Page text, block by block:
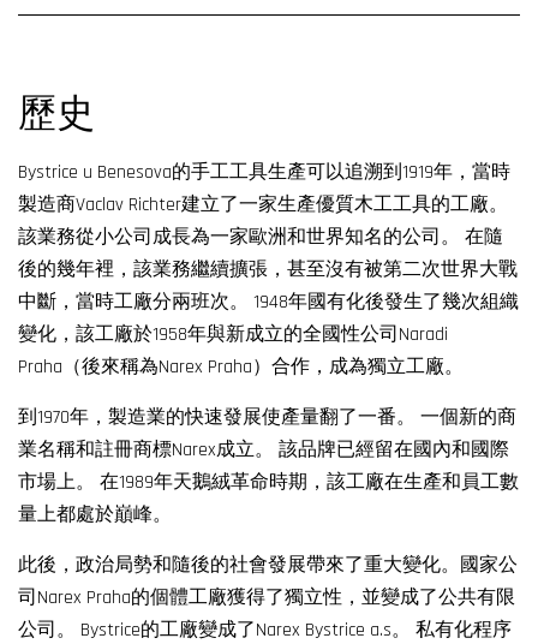
歷史
Bystrice u Benesova的手工工具生產可以追溯到1919年，當時
製造商Vaclav Richter建立了一家生產優質木工工具的工廠。
該業務從小公司成長為一家歐洲和世界知名的公司。 在隨
後的幾年裡，該業務繼續擴張，甚至沒有被第二次世界大戰
中斷，當時工廠分兩班次。 1948年國有化後發生了幾次組織
變化，該工廠於1958年與新成立的全國性公司Naradi
Praha（後來稱為Narex Praha）合作，成為獨立工廠。
到1970年，製造業的快速發展使產量翻了一番。 一個新的商
業名稱和註冊商標Narex成立。 該品牌已經留在國內和國際
市場上。 在1989年天鵝絨革命時期，該工廠在生產和員工數
量上都處於巔峰。
此後，政治局勢和隨後的社會發展帶來了重大變化。國家公
司Narex Praha的個體工廠獲得了獨立性，並變成了公共有限
公司。 Bystrice的工廠變成了Narex Bystrice a.s。 私有化程序